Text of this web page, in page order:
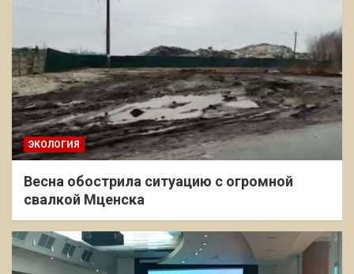
ЭКОЛОГИЯ
Весна обострила ситуацию с огромной
свалкой Мценска